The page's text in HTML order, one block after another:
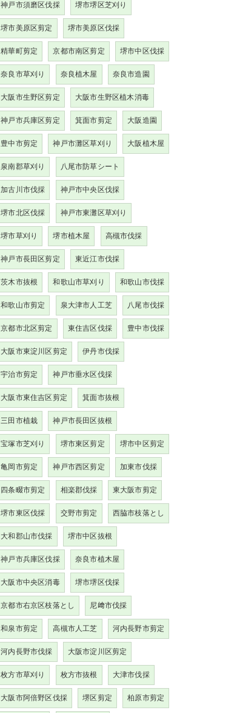
神戸市須磨区伐採 堺市堺区芝刈り
堺市美原区剪定 堺市美原区伐採
精華町剪定 京都市南区剪定 堺市中区伐採
奈良市草刈り 奈良植木屋 奈良市造園
大阪市生野区剪定 大阪市生野区植木消毒
神戸市兵庫区剪定 箕面市剪定 大阪造園
豊中市剪定 神戸市灘区草刈り 大阪植木屋
泉南郡草刈り 八尾市防草シート
加古川市伐採 神戸市中央区伐採
堺市北区伐採 神戸市東灘区草刈り
堺市草刈り 堺市植木屋 高槻市伐採
神戸市長田区剪定 東近江市伐採
茨木市抜根 和歌山市草刈り 和歌山市伐採
和歌山市剪定 泉大津市人工芝 八尾市伐採
京都市北区剪定 東住吉区伐採 豊中市伐採
大阪市東淀川区剪定 伊丹市伐採
宇治市剪定 神戸市垂水区伐採
大阪市東住吉区剪定 箕面市抜根
三田市植栽 神戸市長田区抜根
宝塚市芝刈り 堺市東区剪定 堺市中区剪定
亀岡市剪定 神戸市西区剪定 加東市伐採
四条畷市剪定 相楽郡伐採 東大阪市剪定
堺市東区伐採 交野市剪定 西脇市枝落とし
大和郡山市伐採 堺市中区抜根
神戸市兵庫区伐採 奈良市植木屋
大阪市中央区消毒 堺市堺区伐採
京都市右京区枝落とし 尼﨑市伐採
和泉市剪定 高槻市人工芝 河内長野市剪定
河内長野市伐採 大阪市淀川区剪定
枚方市草刈り 枚方市抜根 大津市伐採
大阪市阿倍野区伐採 堺区剪定 柏原市剪定